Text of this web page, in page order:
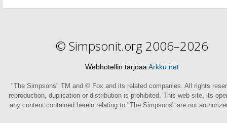
© Simpsonit.org 2006–2026
Webhotellin tarjoaa Arkku.net
"The Simpsons" TM and © Fox and its related companies. All rights
reproduction, duplication or distribution is prohibited. This web site, its
any content contained herein relating to "The Simpsons" are not